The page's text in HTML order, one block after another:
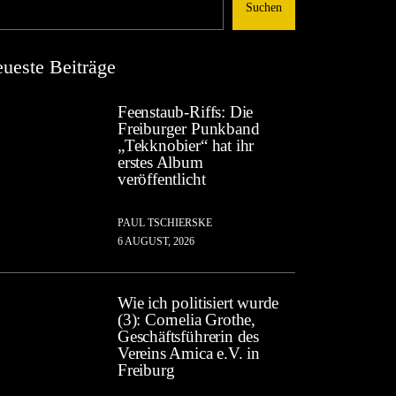
Suchen
Beiträge
Feenstaub-Riffs: Die
Freiburger Punkband
„Tekknobier“ hat ihr
erstes Album
veröffentlicht
PAUL TSCHIERSKE
6 AUGUST, 2026
Wie ich politisiert wurde
(3): Cornelia Grothe,
Geschäftsführerin des
Vereins Amica e.V. in
Freiburg